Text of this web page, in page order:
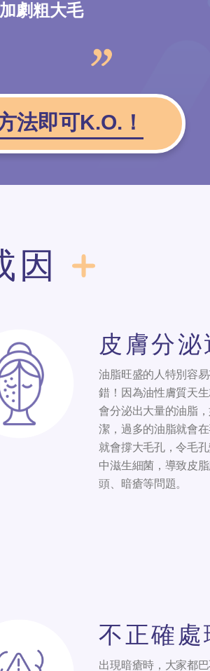
劇粗大毛
法即可K.O.！
因
皮膚分
油脂旺盛的人特別容
錯！因為油性膚質天
會分泌出大量的油脂
潔，過多的油脂就會
就會撐大毛孔，令毛
中滋生細菌，導致皮
頭、暗瘡等問題。
不正確處
出現暗瘡時，大家都